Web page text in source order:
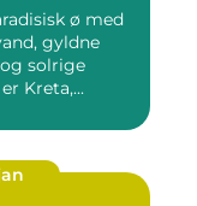
ø med
gyldne
solrige
Kreta,...